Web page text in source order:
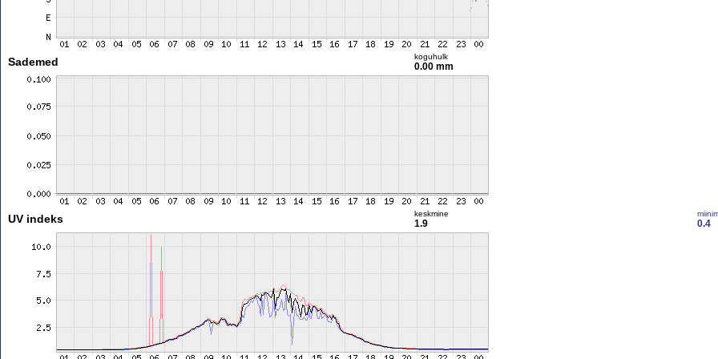
Sademed koguhulk
0.00 mm
UV indeks keskmine
1.9 0.4